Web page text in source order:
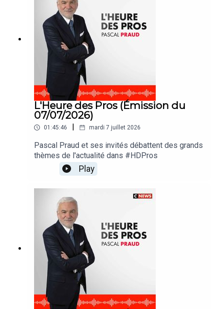
L'Heure des Pros (Émission du
07/07/2026)
01:45:46 | mardi 7 juillet 2026
Pascal Praud et ses invités débattent des grands
thèmes de l'actualité dans #HDPros
Play